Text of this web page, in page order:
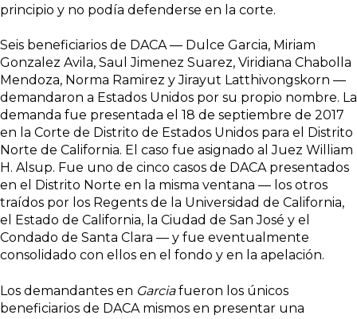
principio y no podía defenderse en la corte.
Seis beneficiarios de DACA — Dulce Garcia, Miriam
Gonzalez Avila, Saul Jimenez Suarez, Viridiana Chabolla
Mendoza, Norma Ramirez y Jirayut Latthivongskorn —
demandaron a Estados Unidos por su propio nombre. La
demanda fue presentada el 18 de septiembre de 2017
en la Corte de Distrito de Estados Unidos para el Distrito
Norte de California. El caso fue asignado al Juez William
H. Alsup. Fue uno de cinco casos de DACA presentados
en el Distrito Norte en la misma ventana — los otros
traídos por los Regents de la Universidad de California,
el Estado de California, la Ciudad de San José y el
Condado de Santa Clara — y fue eventualmente
consolidado con ellos en el fondo y en la apelación.
Los demandantes en Garciafueron los únicos
beneficiarios de DACA mismos en presentar una